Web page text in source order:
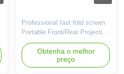
Professional fast fold screen
Portable Front/Rear Projection
for AV Rental / Live Events
Experience the pinnacle of
convenience and performance
with our professional Fast-
Obtenha o melhor
preço